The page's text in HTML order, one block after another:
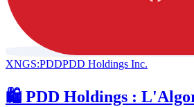
XNGS:PDDPDD Holdings Inc.
🛍️ PDD Holdings :